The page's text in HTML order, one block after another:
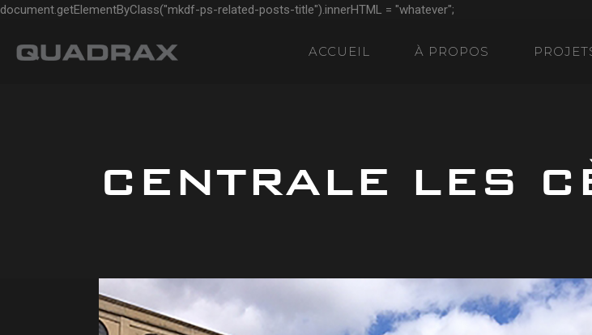
document.getElementByClass("mkdf-ps-related-posts-title").innerHTML = "whatever";
ACCUEIL À PROPOS
CENTRALE LES